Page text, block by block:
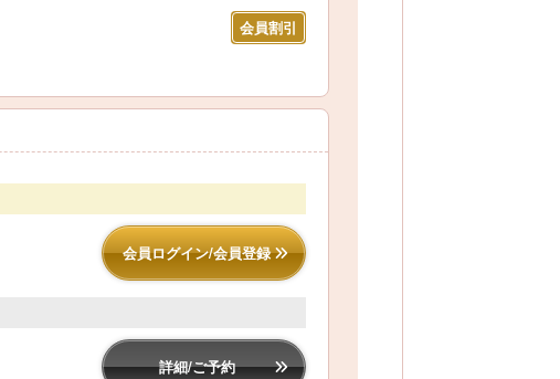
会員割引
会員ログイン/会員登録
詳細/ご予約